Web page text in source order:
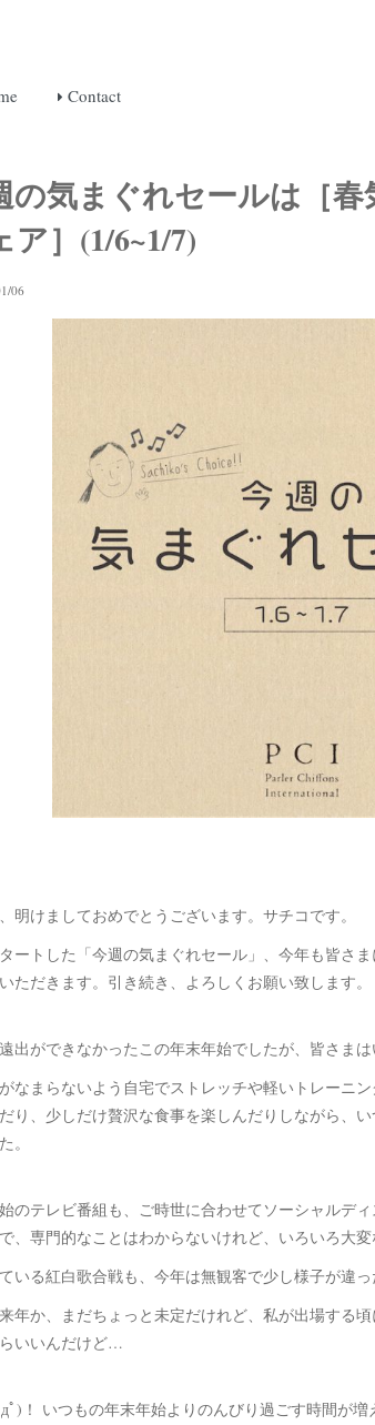
Contact
の気まぐれセールは［
ア］(1/6~1/7)
06
明けましておめでとうございます。サチコです。
ートした「今週の気まぐれセール」、今年も皆さ
ただきます。引き続き、よろしくお願い致します。
出ができなかったこの年末年始でしたが、皆さまは
なまらないよう自宅でストレッチや軽いトレーニ
り、少しだけ贅沢な食事を楽しんだりしながら、
。
のテレビ番組も、ご時世に合わせてソーシャルデ
、専門的なことはわからないけれど、いろいろ大
いる紅白歌合戦も、今年は無観客で少し様子が違っ
年か、まだちょっと未定だけれど、私が出場する
いいんだけど…
ﾟ)！ いつもの年末年始よりのんびり過ごす時間が